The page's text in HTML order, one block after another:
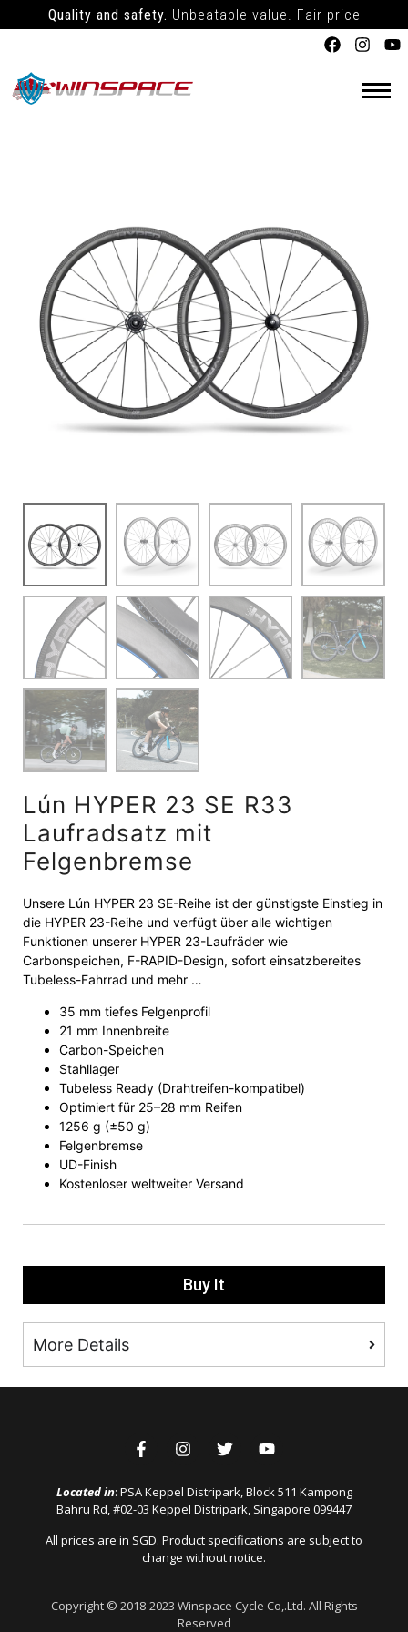
Quality and safety. Unbeatable value. Fair price
Lún HYPER 23 SE R33
Laufradsatz mit
Felgenbremse
Unsere Lún HYPER 23 SE-Reihe ist der günstigste Einstieg in
die HYPER 23-Reihe und verfügt über alle wichtigen
Funktionen unserer HYPER 23-Laufräder wie
Carbonspeichen, F-RAPID-Design, sofort einsatzbereites
Tubeless-Fahrrad und mehr …
35 mm tiefes Felgenprofil
21 mm Innenbreite
Carbon-Speichen
Stahllager
Tubeless Ready (Drahtreifen-kompatibel)
Optimiert für 25–28 mm Reifen
1256 g (±50 g)
Felgenbremse
UD-Finish
Kostenloser weltweiter Versand
Buy It
More Details
Located in: PSA Keppel Distripark, Block 511 Kampong
Bahru Rd, #02-03 Keppel Distripark, Singapore 099447
All prices are in SGD. Product specifications are subject to
change without notice.
Copyright © 2018-2023 Winspace Cycle Co,.Ltd. All Rights
Reserved